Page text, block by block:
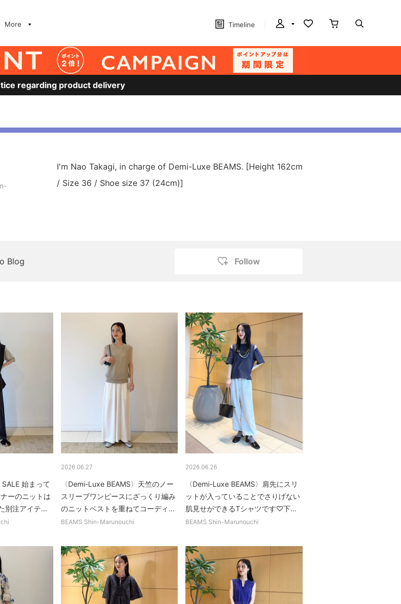
More Timeline
regarding product delivery
I'm Nao Takagi, in charge of Demi-Luxe BEAMS. [Height 162cm
/ Size 36 / Shoe size 37 (24cm)]
Blog Follow
SALE 始まって
ーのニットは
別注アイテ...
2026.06.27
〈Demi-Luxe BEAMS〉天竺のノー
スリーブワンピースにざっくり編み
のニットベストを重ねてコーディ...
BEAMS Shin-Marunouchi
2026.06.26
〈Demi-Luxe BEAMS〉肩先にスリ
ットが入っていることでさりげない
肌見せができるTシャツです♡下...
BEAMS Shin-Marunouchi